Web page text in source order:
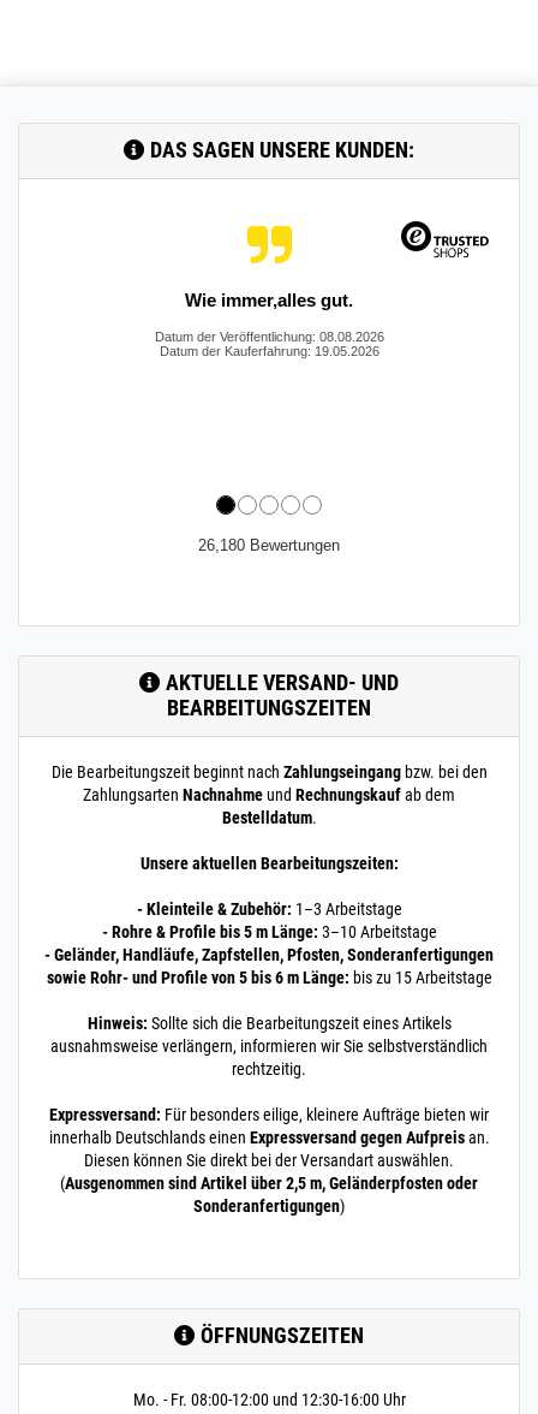
DAS SAGEN UNSERE KUNDEN:
Hat alles super geklappt. Vielen Dank
Datum der Veröffentlichung: 08.08.2026
Datum der Kauferfahrung: 02.06.2026
26,180 Bewertungen
AKTUELLE VERSAND- UND
BEARBEITUNGSZEITEN
Die Bearbeitungszeit beginnt nach Zahlungseingangbzw. bei den
Zahlungsarten Nachnahmeund Rechnungskaufab dem
Bestelldatum.
Unsere aktuellen Bearbeitungszeiten:
- Kleinteile & Zubehör: 1–3 Arbeitstage
- Rohre & Profile bis 5 m Länge: 3–10 Arbeitstage
- Geländer, Handläufe, Zapfstellen, Pfosten, Sonderanfertigungen
sowie Rohr- und Profile von 5 bis 6 m Länge: bis zu 15 Arbeitstage
Hinweis: Sollte sich die Bearbeitungszeit eines Artikels
ausnahmsweise verlängern, informieren wir Sie selbstverständlich
rechtzeitig.
Expressversand: Für besonders eilige, kleinere Aufträge bieten wir
innerhalb Deutschlands einen Expressversand gegen Aufpreisan.
Diesen können Sie direkt bei der Versandart auswählen.
(Ausgenommen sind Artikel über 2,5 m, Geländerpfosten oder
Sonderanfertigungen)
ÖFFNUNGSZEITEN
Mo. - Fr. 08:00-12:00 und 12:30-16:00 Uhr